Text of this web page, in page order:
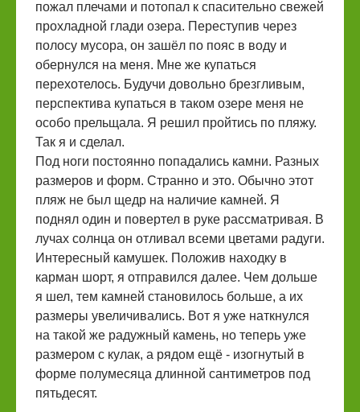
пожал плечами и потопал к спасительно свежей
прохладной глади озера. Переступив через
полосу мусора, он зашёл по пояс в воду и
обернулся на меня. Мне же купаться
перехотелось. Будучи довольно брезгливым,
перспектива купаться в таком озере меня не
особо прельщала. Я решил пройтись по пляжу.
Так я и сделал.
Под ноги постоянно попадались камни. Разных
размеров и форм. Странно и это. Обычно этот
пляж не был щедр на наличие камней. Я
поднял один и повертел в руке рассматривая. В
лучах солнца он отливал всеми цветами радуги.
Интересный камушек. Положив находку в
карман шорт, я отправился далее. Чем дольше
я шел, тем камней становилось больше, а их
размеры увеличивались. Вот я уже наткнулся
на такой же радужный камень, но теперь уже
размером с кулак, а рядом ещё - изогнутый в
форме полумесяца длинной сантиметров под
пятьдесят.